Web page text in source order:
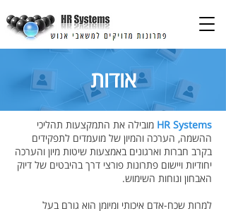
אודות
HR Systems מובילה את התמקצעות תהליכי
ההשמה, הערכה והמיון של מועמדים לתפקידים
בקרב חברות וארגונים באמצעות שיטות מיון והערכה
יחודיות ויישום פתרונות פורצי דרך בהיבטים של דיוק
האבחון ונוחות השימוש.
למרות שכח-אדם איכותי ומיומן הוא גורם בעל